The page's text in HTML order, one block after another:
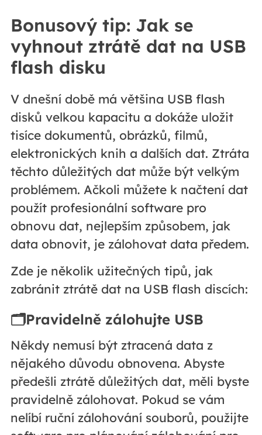
Bonusový tip: Jak se
vyhnout ztrátě dat na USB
flash disku
V dnešní době má většina USB flash
disků velkou kapacitu a dokáže uložit
tisíce dokumentů, obrázků, filmů,
elektronických knih a dalších dat. Ztráta
těchto důležitých dat může být velkým
problémem. Ačkoli můžete k načtení dat
použít profesionální software pro
obnovu dat, nejlepším způsobem, jak
data obnovit, je zálohovat data předem.
Zde je několik užitečných tipů, jak
zabránit ztrátě dat na USB flash discích:
🗂️Pravidelně zálohujte USB
Někdy nemusí být ztracená data z
nějakého důvodu obnovena. Abyste
předešli ztrátě důležitých dat, měli byste
pravidelně zálohovat. Pokud se vám
nelíbí ruční zálohování souborů, použijte